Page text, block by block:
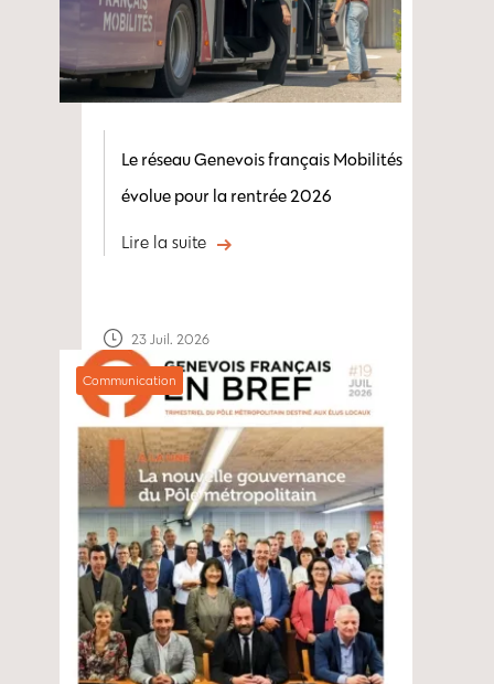
Le réseau Genevois français Mobilités
évolue pour la rentrée 2026
Lire la suite
23 Juil. 2026
Communication